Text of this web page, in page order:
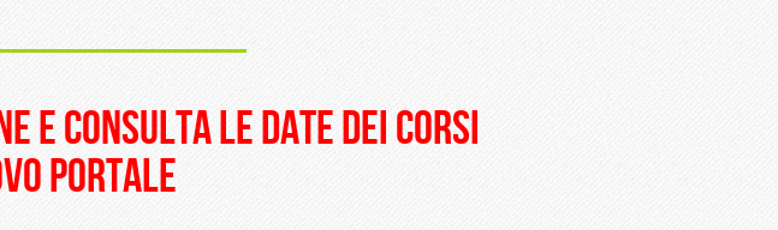
e consulta le date dei corsi
portale